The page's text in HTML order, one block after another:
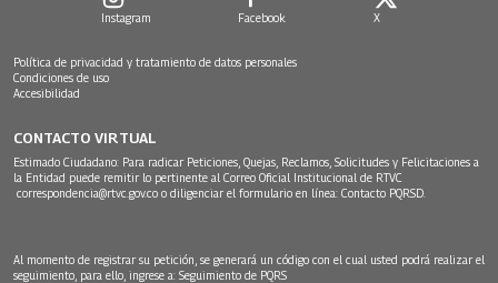
Instagram Facebook X
Política de privacidad y tratamiento de datos personales
Condiciones de uso
Accesibilidad
CONTACTO VIRTUAL
Estimado Ciudadano: Para radicar Peticiones, Quejas, Reclamos, Solicitudes y Felicitaciones a
la Entidad puede remitir lo pertinente al Correo Oficial Institucional de RTVC
correspondencia@rtvc.gov.co o diligenciar el formulario en línea: Contacto PQRSD.
Al momento de registrar su petición, se generará un código con el cual usted podrá realizar el
seguimiento, para ello, ingrese a: Seguimiento de PQRS